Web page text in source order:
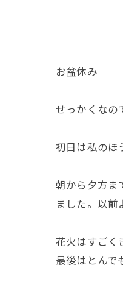
お盆休み
せっかくなの
初日は私のほ
朝から夕方ま
ました。以
花火はすごく
最後はとんで